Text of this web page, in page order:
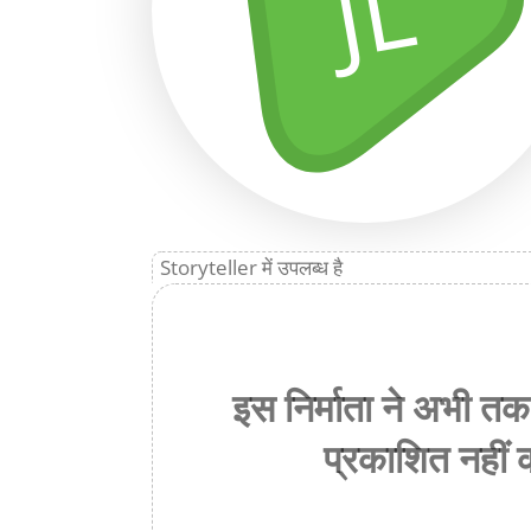
Storyteller में उपलब्ध है
इस निर्माता ने अभी
प्रकाशित नहीं